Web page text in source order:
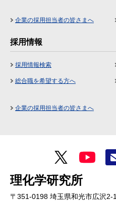
企業の採用担当者の皆さまへ
採用情報
採用情報検索
総合職を希望する方へ
企業の採用担当者の皆さまへ
理化学研究所
〒351-0198 埼玉県和光市広沢2-1